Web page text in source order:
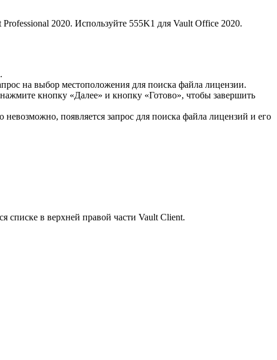
2020. Используйте 555K1 для Vault Office 2020.
на выбор местоположения для поиска файла лицензии.
кнопку «Далее» и кнопку «Готово», чтобы завершить
появляется запрос для поиска файла лицензий и его
в верхней правой части Vault Client.